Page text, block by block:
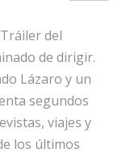
del
de dirigir.
Lázaro y un
segundos
viajes y
los últimos